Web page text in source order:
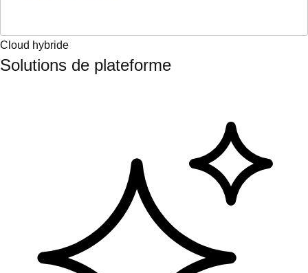
Cloud hybride
Solutions de plateforme